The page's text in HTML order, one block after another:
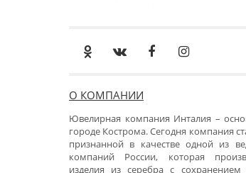
О КОМПАНИИ
Ювелирная компания Инталия –
городе Кострома. Сегодня компания
признанной в качестве одной из
компаний России, которая
изделия из серебра с сохранением